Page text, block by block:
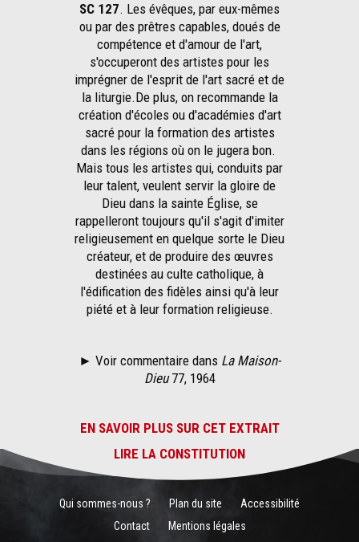
SC 127. Les évêques, par eux-mêmes
ou par des prêtres capables, doués de
compétence et d'amour de l'art,
s'occuperont des artistes pour les
imprégner de l'esprit de l'art sacré et de
la liturgie.De plus, on recommande la
création d'écoles ou d'académies d'art
sacré pour la formation des artistes
dans les régions où on le jugera bon.
Mais tous les artistes qui, conduits par
leur talent, veulent servir la gloire de
Dieu dans la sainte Église, se
rappelleront toujours qu'il s'agit d'imiter
religieusement en quelque sorte le Dieu
créateur, et de produire des œuvres
destinées au culte catholique, à
l'édification des fidèles ainsi qu'à leur
piété et à leur formation religieuse.
► Voir commentaire dans La Maison-
Dieu77, 1964
EN SAVOIR PLUS SUR CET EXTRAIT
LIRE LA CONSTITUTION
Qui sommes-nous ? Plan du site
Accessibilité
Contact
Mentions légales